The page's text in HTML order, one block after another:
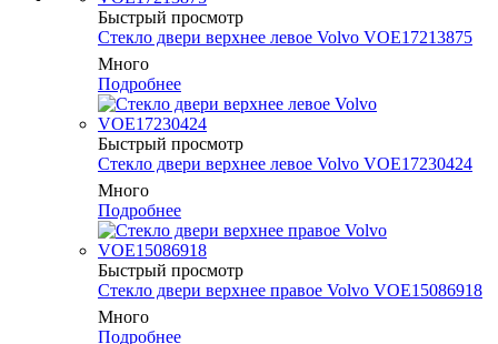
Быстрый просмотр
Cтекло двери верхнее левое Volvo VOE17213875
Много
Подробнее
Быстрый просмотр
Cтекло двери верхнее левое Volvo VOE17230424
Много
Подробнее
Быстрый просмотр
Cтекло двери верхнее правое Volvo VOE15086918
Много
Подробнее